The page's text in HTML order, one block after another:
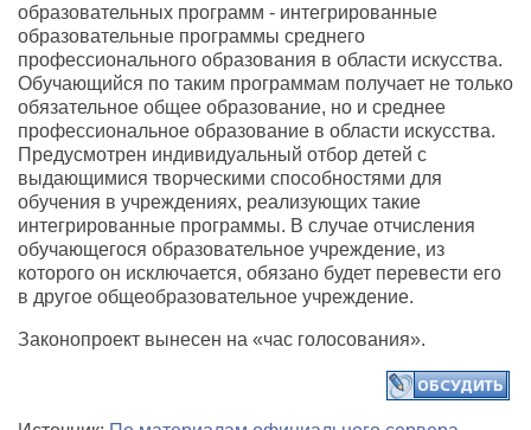
образовательных программ - интегрированные
образовательные программы среднего
профессионального образования в области искусства.
Обучающийся по таким программам получает не только
обязательное общее образование, но и среднее
профессиональное образование в области искусства.
Предусмотрен индивидуальный отбор детей с
выдающимися творческими способностями для
обучения в учреждениях, реализующих такие
интегрированные программы. В случае отчисления
обучающегося образовательное учреждение, из
которого он исключается, обязано будет перевести его
в другое общеобразовательное учреждение.
Законопроект вынесен на «час голосования».